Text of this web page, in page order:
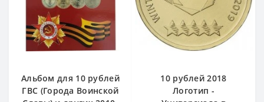
Альбом для 10 рублей
ГВС (Города Воинской
10 рублей 2018
Логотип -